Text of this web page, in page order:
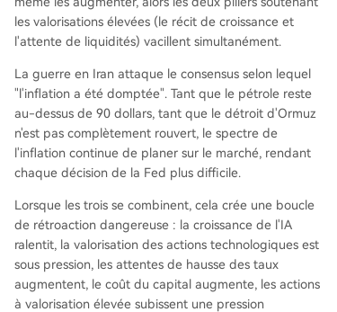
les valorisations élevées (le récit de croissance et
l'attente de liquidités) vacillent simultanément.
La guerre en Iran attaque le consensus selon lequel
"l'inflation a été domptée". Tant que le pétrole reste
au-dessus de 90 dollars, tant que le détroit d'Ormuz
n'est pas complètement rouvert, le spectre de
l'inflation continue de planer sur le marché, rendant
chaque décision de la Fed plus difficile.
Lorsque les trois se combinent, cela crée une boucle
de rétroaction dangereuse : la croissance de l'IA
ralentit, la valorisation des actions technologiques est
sous pression, les attentes de hausse des taux
augmentent, le coût du capital augmente, les actions
à valorisation élevée subissent une pression